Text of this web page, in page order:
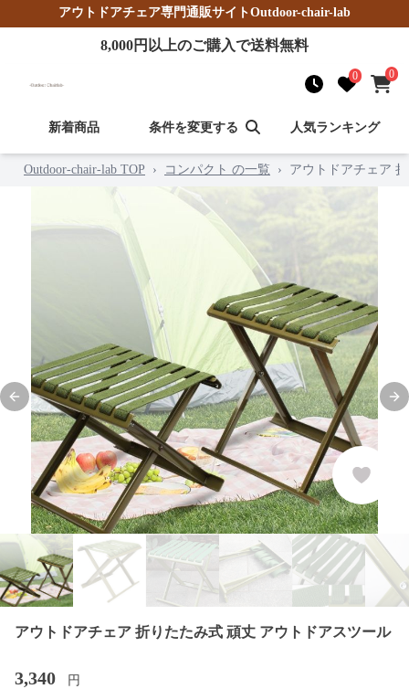
アウトドアチェア専門通販サイトOutdoor-chair-lab
8,000円以上のご購入で送料無料
0 0
新着商品 条件を変更する 人気ランキング
Outdoor-chair-lab TOP › コンパクト の一覧 › アウトドアチェア
Previous slide
アウトドアチェア 折りたたみ式 頑丈 アウトドアスツール
3,340 円